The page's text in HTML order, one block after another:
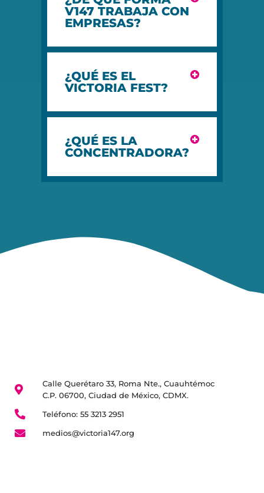
V147 TRABAJA CON
EMPRESAS?
¿QUÉ ES EL
VICTORIA FEST?
¿QUÉ ES LA
CONCENTRADORA?
Calle Querétaro 33, Roma Nte., Cuauhtémoc
C.P. 06700, Ciudad de México, CDMX.
Teléfono: 55 3213 2951
medios@victoria147.org